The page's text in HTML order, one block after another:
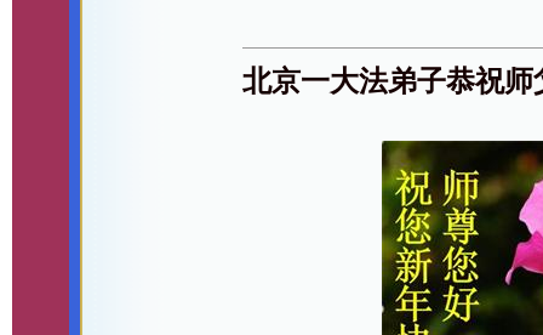
北京一大法弟子恭祝师